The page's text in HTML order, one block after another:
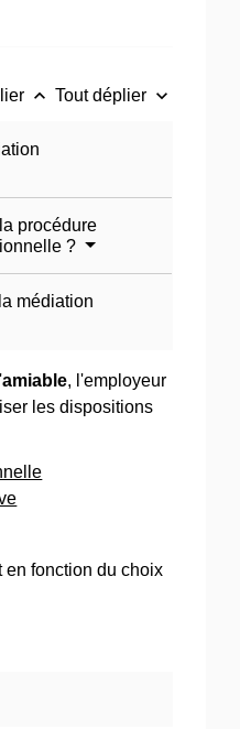
keyboard_arrow_up Tout déplier keyboard_arrow_down
procédure
?
médiation
amiable, l'employeur
les dispositions
en fonction du choix